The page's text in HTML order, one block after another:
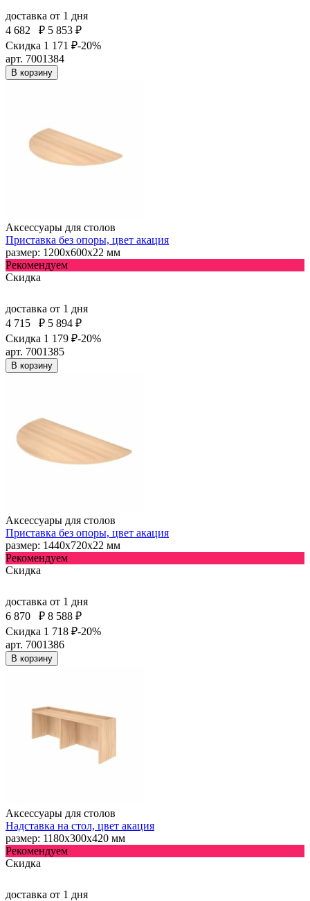
доставка от 1 дня
4 682
₽ 5 853 ₽
Скидка 1 171 ₽-20%
арт. 7001384
В корзину
Аксессуары для столов
Приставка без опоры, цвет акация
размер: 1200х600х22 мм
Рекомендуем
Скидка
доставка от 1 дня
4 715
₽ 5 894 ₽
Скидка 1 179 ₽-20%
арт. 7001385
В корзину
Аксессуары для столов
Приставка без опоры, цвет акация
размер: 1440х720х22 мм
Рекомендуем
Скидка
доставка от 1 дня
6 870
₽ 8 588 ₽
Скидка 1 718 ₽-20%
арт. 7001386
В корзину
Аксессуары для столов
Надставка на стол, цвет акация
размер: 1180х300х420 мм
Рекомендуем
Скидка
доставка от 1 дня